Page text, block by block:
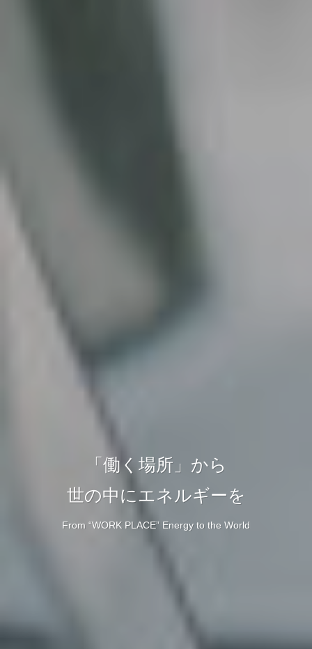
「働く場所」から
世の中にエネルギーを
From “WORK PLACE” Energy to the World